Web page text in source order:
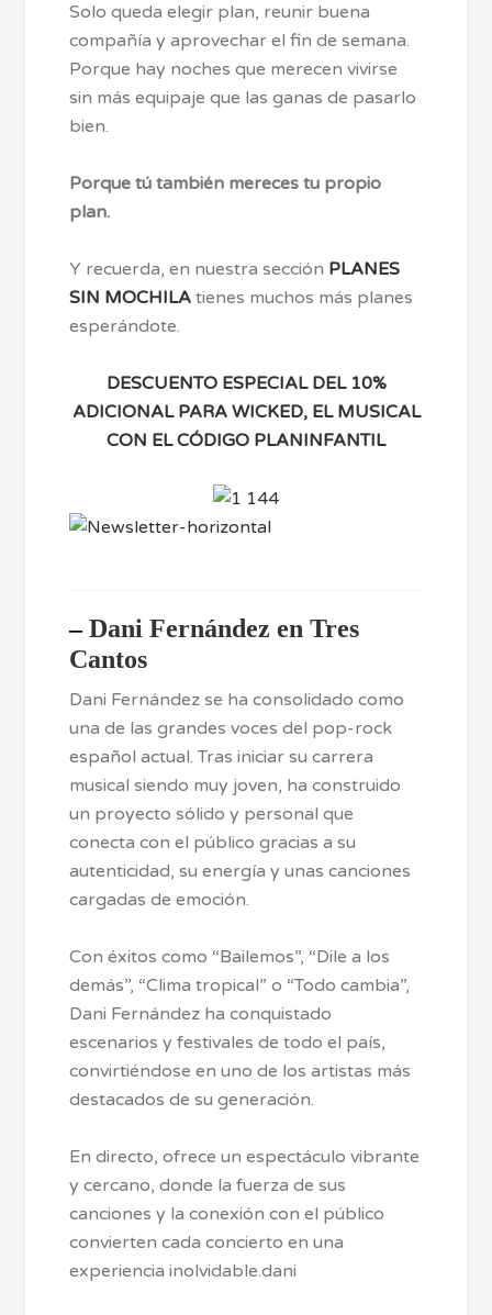
Solo queda elegir plan, reunir buena
compañía y aprovechar el fin de semana.
Porque hay noches que merecen vivirse
sin más equipaje que las ganas de pasarlo
bien.
Porque tú también mereces tu propio
plan.
Y recuerda, en nuestra sección PLANES
SIN MOCHILA tienes muchos más planes
esperándote.
DESCUENTO ESPECIAL DEL 10%
ADICIONAL PARA WICKED, EL MUSICAL
CON EL CÓDIGO PLANINFANTIL
–Dani Fernández en Tres
Cantos
Dani Fernández se ha consolidado como
una de las grandes voces del pop-rock
español actual. Tras iniciar su carrera
musical siendo muy joven, ha construido
un proyecto sólido y personal que
conecta con el público gracias a su
autenticidad, su energía y unas canciones
cargadas de emoción.
Con éxitos como “Bailemos”, “Dile a los
demás”, “Clima tropical” o “Todo cambia”,
Dani Fernández ha conquistado
escenarios y festivales de todo el país,
convirtiéndose en uno de los artistas más
destacados de su generación.
En directo, ofrece un espectáculo vibrante
y cercano, donde la fuerza de sus
canciones y la conexión con el público
convierten cada concierto en una
experiencia inolvidable.dani